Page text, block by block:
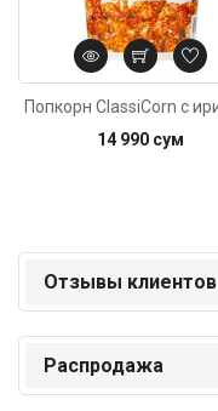
14 990 сум
Отзывы клиентов
Распродажа